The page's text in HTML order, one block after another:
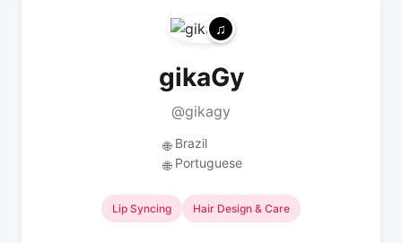
gikaGy
@gikagy
🌐 Brazil
🌐 Portuguese
Lip Syncing Hair Design & Care